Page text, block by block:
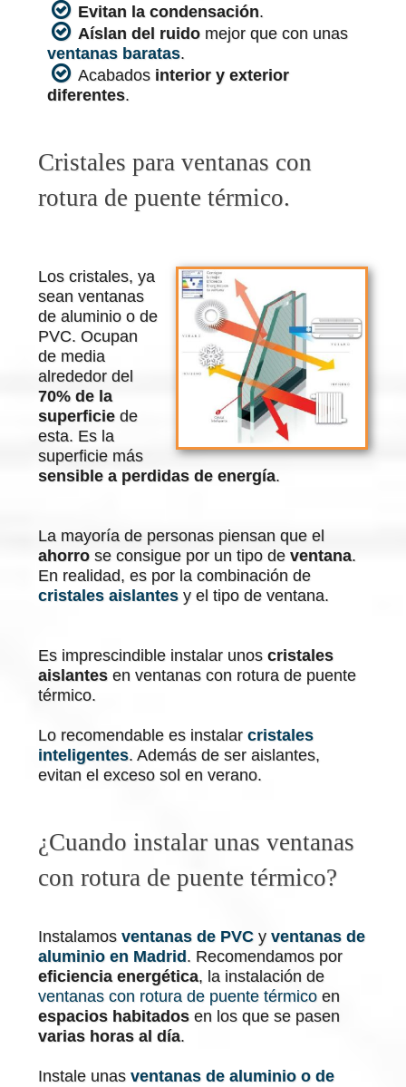
Evitan la condensación.
Aíslan del ruido mejor que con unas
ventanas baratas.
Acabados interior y exterior
diferentes.
Cristales para ventanas con
rotura de puente térmico.
Los cristales, ya
sean ventanas
de aluminio o de
PVC. Ocupan
de media
alrededor del
70% de la
superficie de
esta. Es la
superficie más
sensible a perdidas de energía.
La mayoría de personas piensan que el
ahorro se consigue por un tipo deventana.
En realidad, es por la combinación de
cristales aislantes y el tipo de ventana.
Es imprescindible instalar unoscristales
aislantes en ventanas con rotura de puente
térmico.
Lo recomendable es instalarcristales
inteligentes. Además de ser aislantes,
evitan el exceso sol en verano.
¿Cuando instalar unas ventanas
con rotura de puente térmico?
Instalamosventanas de PVC yventanas de
aluminio en Madrid. Recomendamos por
eficiencia energética, la instalación de
ventanas con rotura de puente térmico en
espacios habitados en los que se pasen
varias horas al día.
Instale unasventanas de aluminio o de